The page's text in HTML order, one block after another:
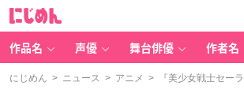
作品名 声優 舞台俳優 作者名
にじめん > ニュース > アニメ > 『美少女戦士セー